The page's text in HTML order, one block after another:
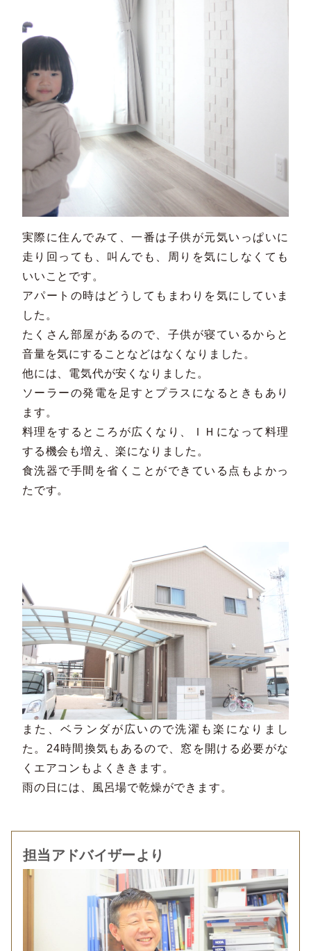
実際に住んでみて、一番は子供が元気いっぱいに
走り回っても、叫んでも、周りを気にしなくても
いいことです。
アパートの時はどうしてもまわりを気にしていま
した。
たくさん部屋があるので、子供が寝ているからと
音量を気にすることなどはなくなりました。
他には、電気代が安くなりました。
ソーラーの発電を足すとプラスになるときもあり
ます。
料理をするところが広くなり、ＩＨになって料理
する機会も増え、楽になりました。
食洗器で手間を省くことができている点もよかっ
たです。
また、ベランダが広いので洗濯も楽になりまし
た。24時間換気もあるので、窓を開ける必要がな
くエアコンもよくききます。
雨の日には、風呂場で乾燥ができます。
担当アドバイザーより